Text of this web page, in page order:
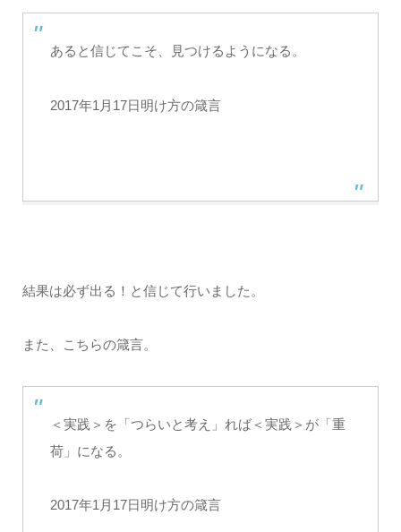
あると信じてこそ、見つけるようになる。
2017年1月17日明け方の箴言
結果は必ず出る！と信じて行いました。
また、こちらの箴言。
＜実践＞を「つらいと考え」れば＜実践＞が「重
荷」になる。
2017年1月17日明け方の箴言